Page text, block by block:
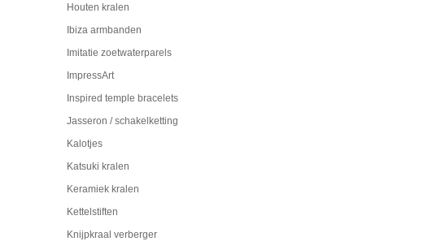
Houten kralen
Ibiza armbanden
Imitatie zoetwaterparels
ImpressArt
Inspired temple bracelets
Jasseron / schakelketting
Kalotjes
Katsuki kralen
Keramiek kralen
Kettelstiften
Knijpkraal verberger